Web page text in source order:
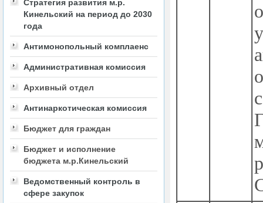
Стратегия развития м.р.
Кинельский на период до 2030
года
Антимонопольный комплаенс
Административная комиссия
Архивный отдел
Антинаркотическая комиссия
Бюджет для граждан
Бюджет и исполнение
бюджета м.р.Кинельский
Ведомственный контроль в
сфере закупок